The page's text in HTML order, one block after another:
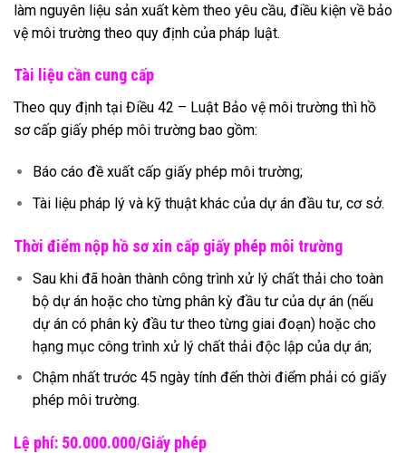
làm nguyên liệu sản xuất kèm theo yêu cầu, điều kiện về bảo
vệ môi trường theo quy định của pháp luật.
Tài liệu cần cung cấp
Theo quy định tại Điều 42 – Luật Bảo vệ môi trường thì hồ
sơ cấp giấy phép môi trường bao gồm:
Báo cáo đề xuất cấp giấy phép môi trường;
Tài liệu pháp lý và kỹ thuật khác của dự án đầu tư, cơ sở.
Thời điểm nộp hồ sơ xin cấp giấy phép môi trường
Sau khi đã hoàn thành công trình xử lý chất thải cho toàn
bộ dự án hoặc cho từng phân kỳ đầu tư của dự án (nếu
dự án có phân kỳ đầu tư theo từng giai đoạn) hoặc cho
hạng mục công trình xử lý chất thải độc lập của dự án;
Chậm nhất trước 45 ngày tính đến thời điểm phải có giấy
phép môi trường.
Lệ phí: 50.000.000/Giấy phép